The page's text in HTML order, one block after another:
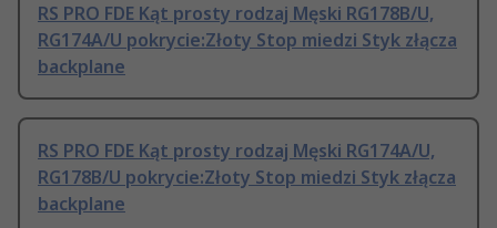
RS PRO FDE Kąt prosty rodzaj Męski RG178B/U,
RG174A/U pokrycie:Złoty Stop miedzi Styk złącza
backplane
RS PRO FDE Kąt prosty rodzaj Męski RG174A/U,
RG178B/U pokrycie:Złoty Stop miedzi Styk złącza
backplane